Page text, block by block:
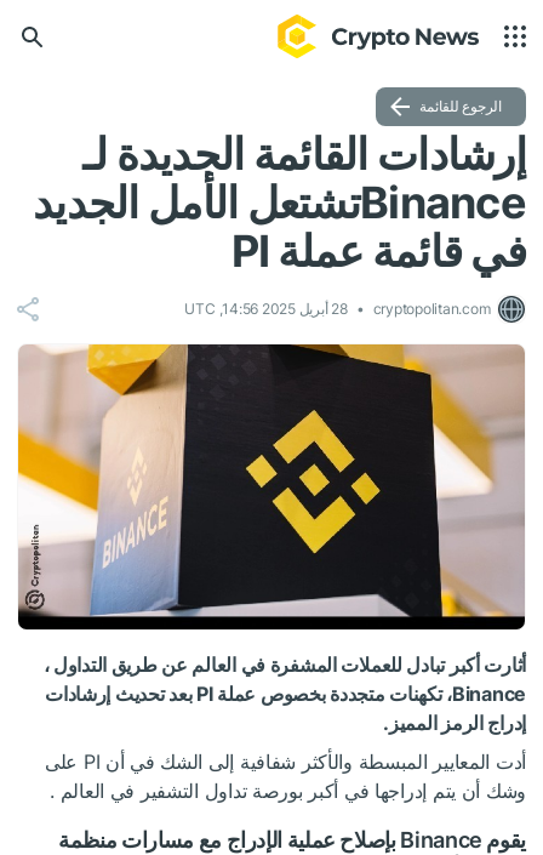
الرجوع للقائمة
إرشادات القائمة الجديدة لـ
Binanceتشتعل الأمل الجديد
في قائمة عملة PI
cryptopolitan.com 28 أبريل 2025 14:56, UTC
أثارت أكبر تبادل للعملات المشفرة في العالم عن طريق التداول ،
Binance، تكهنات متجددة بخصوص عملة PI بعد تحديث إرشادات
إدراج الرمز المميز.
أدت المعايير المبسطة والأكثر شفافية إلى الشك في أن PI على
وشك أن يتم إدراجها في أكبر بورصة تداول التشفير في العالم .
يقوم Binance بإصلاح عملية الإدراج مع مسارات منظمة